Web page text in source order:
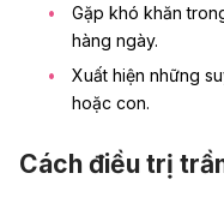
Gặp khó khăn
hàng ngày.
Xuất hiện những
hoặc con.
Cách điều trị